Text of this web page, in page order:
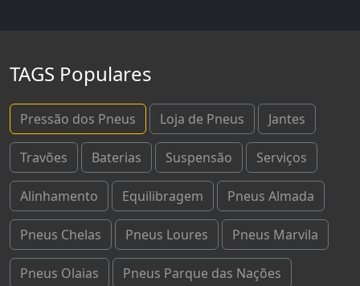
TAGS Populares
Pressão dos Pneus Loja de Pneus Jantes
Travões Baterias Suspensão Serviços
Alinhamento Equilibragem Pneus Almada
Pneus Chelas Pneus Loures Pneus Marvila
Pneus Olaias Pneus Parque das Nações